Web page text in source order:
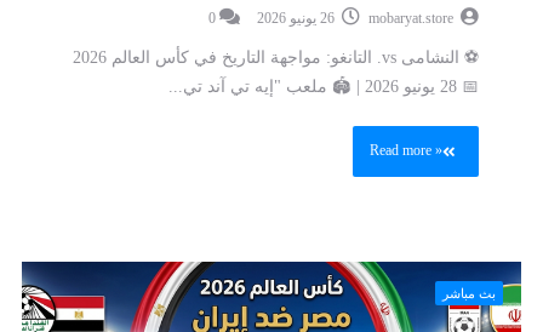
mobaryat.store
0
⚽ النشامى vs. التانغو: مواجهة التاريخ في كأس العالم 2026
📅 28 يونيو 2026 | 🏟️ ملعب "إيه تي آند تي...
Read more »
بث مباشر